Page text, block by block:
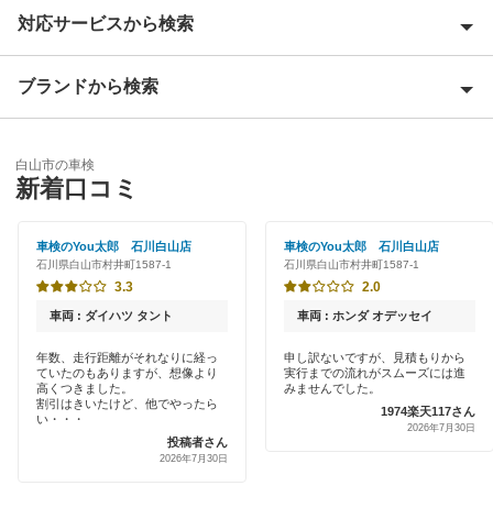
加賀市
金沢市
河北郡
かほく市
小松市
珠洲市
野々市市
対応サービスから検索
特典あり
早割りあり
土日祝OK
代車あり
ハイブリッド車OK
EV車OK
ブランドから検索
白山市の車検
新着口コミ
車検のYou太郎 石川白山店
石川県白山市村井町1587-1
3.3
車両 : ダイハツ タント
年数、走行距離がそれなりに経っ
ていたのもありますが、想像より
高くつきました。
割引はきいたけど、他でやったら
い・・・
投稿者さん
2026年7月30日
車検のYou太郎 石川白山店
石川県白山市村井町1587-1
2.0
車両 : ホンダ オデッセイ
申し訳ないですが、見積もりから
実行までの流れがスムーズには進
みませんでした。
1974楽天117さん
2026年7月30日